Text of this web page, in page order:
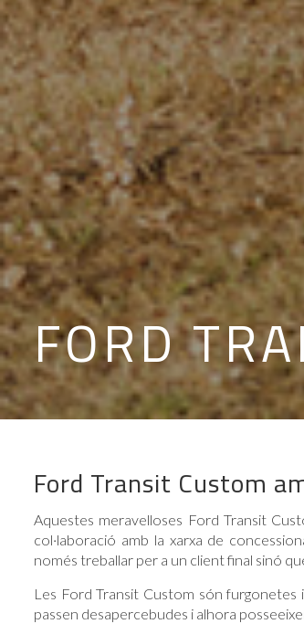
FORD
Ford Transit Custom
Aquestes meravelloses Ford Transit
col·laboració amb la xarxa de
només treballar per a un client final sinó
Les Ford Transit Custom són furgonetes
passen desapercebudes i alhora